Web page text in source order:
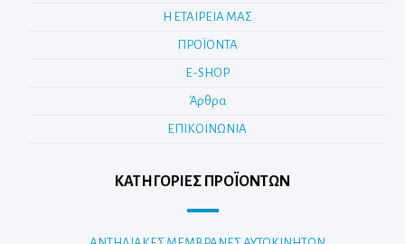
Η ΕΤΑΙΡΕΙΑ ΜΑΣ
ΠΡΟΪΟΝΤΑ
E-SHOP
Άρθρα
ΕΠΙΚΟΙΝΩΝΙΑ
ΚΑΤΗΓΟΡΊΕΣ ΠΡΟΪΌΝΤΩΝ